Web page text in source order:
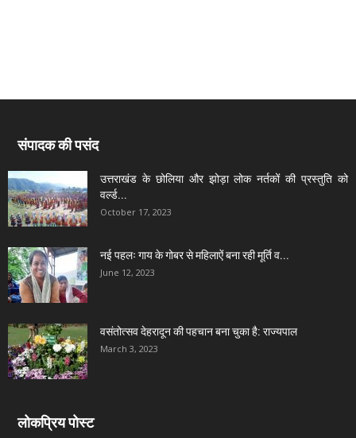
संपादक की पसंद
उत्तराखंड के छोलिया और झोड़ा लोक नर्तकों की प्रस्तुति को
वर्ल्ड...
October 17, 2023
नई पहलः गाय के गोबर से महिलाऐं बना रही मूर्ति व...
June 12, 2023
वसंतोत्सव देहरादून की पहचान बना चुका है: राज्यपाल
March 3, 2023
लोकप्रिय पोस्ट